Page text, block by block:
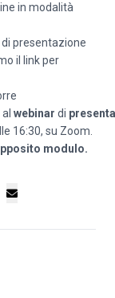
in modalità
presentazione
il link per
al webinar di
16:30, su Zoom.
modulo.